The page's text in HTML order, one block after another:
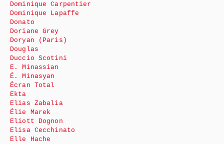
Dominique Carpentier
Dominique Lapaffe
Donato
Doriane Grey
Doryan (Paris)
Douglas
Duccio Scotini
E. Minassian
É. Minasyan
Écran Total
Ekta
Elias Zabalia
Élie Marek
Eliott Dognon
Elisa Cecchinato
Elle Hache